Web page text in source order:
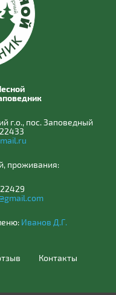
г.о., пос. Заповедный
проживания:
Иванов Д.Г.
Контакты